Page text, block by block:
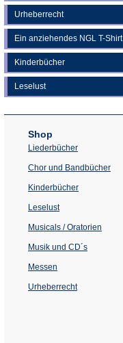
Urheberrecht
Ein anziehendes NGL T-Shirt
Kinderbücher
Leselust
Shop
Liederbücher
Chor und Bandbücher
Kinderbücher
Leselust
Musicals / Oratorien
Musik und CD´s
Messen
Urheberrecht